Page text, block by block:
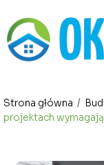
Strona główna /
projektach